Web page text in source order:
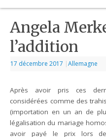
Angela
l’addition
17 décembre 2017 |Allemagne
Après avoir pris ces
considérées comme des
(importation en un an de
légalisation du mariage
avoir payé le prix lors